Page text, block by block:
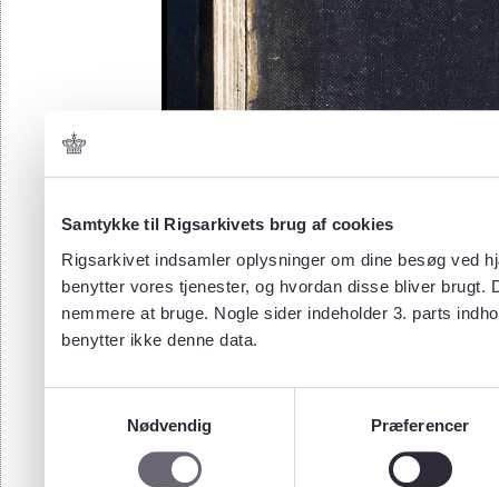
Samtykke til Rigsarkivets brug af cookies
Rigsarkivet indsamler oplysninger om dine besøg ved
benytter vores tjenester, og hvordan disse bliver
nemmere at bruge. Nogle sider indeholder 3. parts
benytter ikke denne data.
Nødvendig
Præferencer